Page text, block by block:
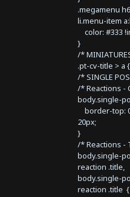
.megamenu
li.menu-item
color: #333
}
/*
.pt-cv-title > a
/* SINGLE
/* Reactions -
body.single-
border-top:
20px;
}
/* Reactions -
body.single-
reaction .title,
body.single-
reaction .title {